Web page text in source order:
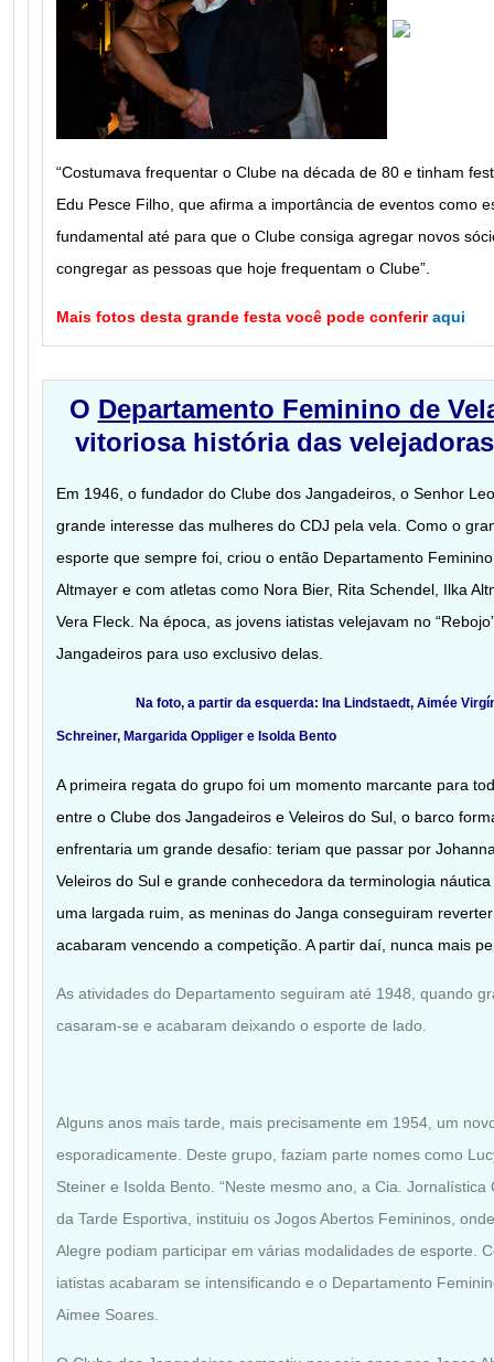
“Costumava frequentar o Clube na década de 80 e tinham
Edu Pesce Filho, que afirma a importância de eventos como
fundamental até para que o Clube consiga agregar novos
congregar as pessoas que hoje frequentam o Clube”.
Mais fotos desta grande festa você pode conferiraqui
O Departamento Feminino de
vitoriosa história das
Em 1946, o fundador do Clube dos Jangadeiros, o Senhor
grande interesse das mulheres do CDJ pela vela. Como o
esporte que sempre foi, criou o então Departamento
Altmayer e com atletas como Nora Bier, Rita Schendel, Ilka
Vera Fleck. Na época, as jovens iatistas velejavam no
Jangadeiros para uso exclusivo delas.
Na foto, a partir da esquerda: Ina Lindstaedt, Aimée
Schreiner, Margarida Oppliger e Isolda Bento
A primeira regata do grupo foi um momento marcante para
entre o Clube dos Jangadeiros e Veleiros do Sul, o barco
enfrentaria um grande desafio: teriam que passar por
Veleiros do Sul e grande conhecedora da terminologia
uma largada ruim, as meninas do Janga conseguiram
acabaram vencendo a competição. A partir daí, nunca mais
As atividades do Departamento seguiram até 1948, quando
casaram-se e acabaram deixando o esporte de lado.
Alguns anos mais tarde, mais precisamente em 1954, um
esporadicamente. Deste grupo, faziam parte nomes como
Steiner e Isolda Bento. “Neste mesmo ano, a Cia.
da Tarde Esportiva, instituiu os Jogos Abertos Femininos,
Alegre podiam participar em várias modalidades de esporte.
iatistas acabaram se intensificando e o Departamento
Aimee Soares.